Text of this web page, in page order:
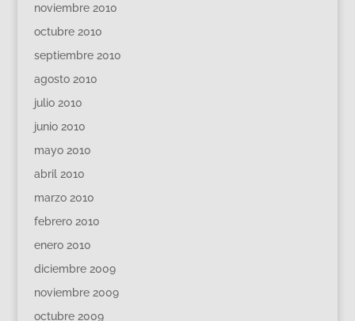
noviembre 2010
octubre 2010
septiembre 2010
agosto 2010
julio 2010
junio 2010
mayo 2010
abril 2010
marzo 2010
febrero 2010
enero 2010
diciembre 2009
noviembre 2009
octubre 2009